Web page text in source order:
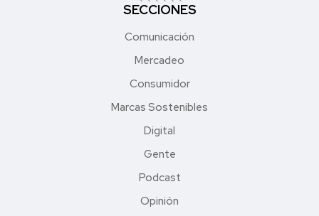
SECCIONES
Comunicación
Mercadeo
Consumidor
Marcas Sostenibles
Digital
Gente
Podcast
Opinión